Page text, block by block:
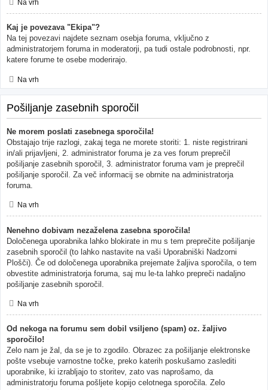
Na vrh
Kaj je povezava "Ekipa"?
Na tej povezavi najdete seznam osebja foruma, vključno z
administratorjem foruma in moderatorji, pa tudi ostale podrobnosti, npr.
katere forume te osebe moderirajo.
Na vrh
Pošiljanje zasebnih sporočil
Ne morem poslati zasebnega sporočila!
Obstajajo trije razlogi, zakaj tega ne morete storiti: 1. niste registrirani
in/ali prijavljeni, 2. administrator foruma je za ves forum preprečil
pošiljanje zasebnih sporočil, 3. administrator foruma vam je preprečil
pošiljanje sporočil. Za več informacij se obrnite na administratorja
foruma.
Na vrh
Nenehno dobivam nezaželena zasebna sporočila!
Določenega uporabnika lahko blokirate in mu s tem preprečite pošiljanje
zasebnih sporočil (to lahko nastavite na vaši Uporabniški Nadzorni
Plošči). Če od določenega uporabnika prejemate žaljiva sporočila, o tem
obvestite administratorja foruma, saj mu le-ta lahko prepreči nadaljno
pošiljanje zasebnih sporočil.
Na vrh
Od nekoga na forumu sem dobil vsiljeno (spam) oz. žaljivo
sporočilo!
Zelo nam je žal, da se je to zgodilo. Obrazec za pošiljanje elektronske
pošte vsebuje varnostne točke, preko katerih poskušamo zaslediti
uporabnike, ki izrabljajo to storitev, zato vas naprošamo, da
administratorju foruma pošljete kopijo celotnega sporočila. Zelo